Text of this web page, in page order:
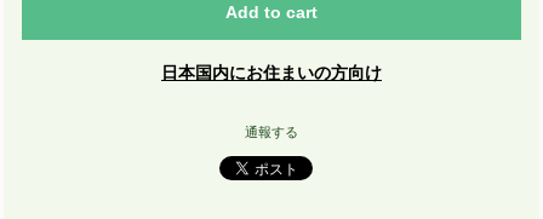
Add to cart
日本国内にお住まいの方向け
通報する